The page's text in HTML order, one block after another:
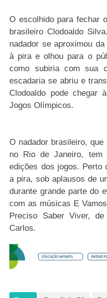
O escolhido para fechar
brasileiro Clodoaldo
nadador se aproximou
à pira e olhou para o
como subiria com sua
escadaria se abriu e
Clodoaldo pode chegar
Jogos Olímpicos.
O nadador brasileiro,
no Rio de Janeiro, tem
edições dos jogos. Perto
a pira, sob aplausos de
durante grande parte do
com as músicas E
Preciso Saber Viver,
Carlos.